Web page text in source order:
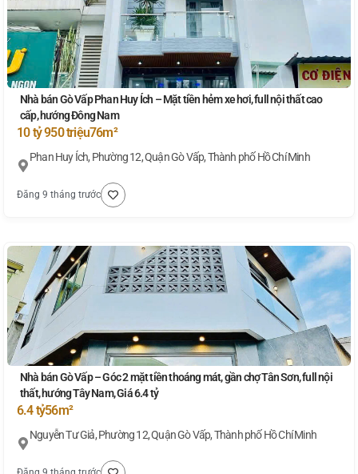
Nhà bán Gò Vấp Phan Huy Ích – Mặt tiền hẻm xe hơi, full nội thất cao
cấp, hướng Đông Nam
10 tỷ 950 triệu76m²
Phan Huy Ích, Phường 12, Quận Gò Vấp, Thành phố Hồ Chí Minh
Đăng 9 tháng trước
Nhà bán Gò Vấp – Góc 2 mặt tiền thoáng mát, gần chợ Tân Sơn, full nội
thất, hướng Tây Nam, Giá 6.4 tỷ
6.4 tỷ56m²
Nguyễn Tư Giả, Phường 12, Quận Gò Vấp, Thành phố Hồ Chí Minh